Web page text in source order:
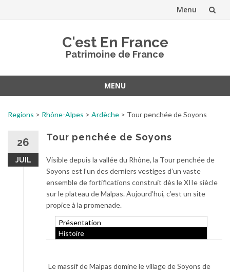
Menu
C'est En France
Patrimoine de France
MENU
Regions > Rhône-Alpes > Ardèche > Tour penchée de Soyons
26
JUIL
Tour penchée de Soyons
Visible depuis la vallée du Rhône, la Tour penchée de
Soyons est l’un des derniers vestiges d’un vaste
ensemble de fortifications construit dès le XIIe siècle
sur le plateau de Malpas. Aujourd’hui, c’est un site
propice à la promenade.
Présentation
Histoire
Le massif de Malpas domine le village de Soyons de